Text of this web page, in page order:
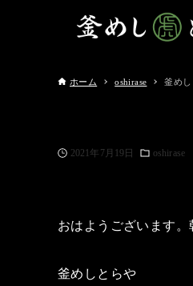
ホーム oshirase 釜め
2021年7月19日 oshirase
おはようございます。
釜めしとらや